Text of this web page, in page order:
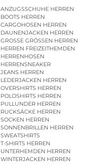
ANZUGSSCHUHE HERREN
BOOTS HERREN
CARGOHOSEN HERREN
DAUNENJACKEN HERREN
GROSSE GRÖSSEN HERREN
HERREN FREIZEITHEMDEN
HERRENHOSEN
HERRENSNEAKER
JEANS HERREN
LEDERJACKEN HERREN
OVERSHIRTS HERREN
POLOSHIRTS HERREN
PULLUNDER HERREN
RUCKSÄCKE HERREN
SOCKEN HERREN
SONNENBRILLEN HERREN
SWEATSHIRTS
T-SHIRTS HERREN
UNTERHEMDEN HERREN
WINTERJACKEN HERREN